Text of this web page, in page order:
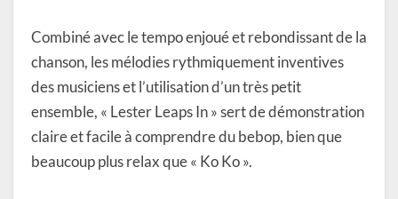
Combiné avec le tempo enjoué et rebondissant de la
chanson, les mélodies rythmiquement inventives
des musiciens et l’utilisation d’un très petit
ensemble, « Lester Leaps In » sert de démonstration
claire et facile à comprendre du bebop, bien que
beaucoup plus relax que « Ko Ko ».